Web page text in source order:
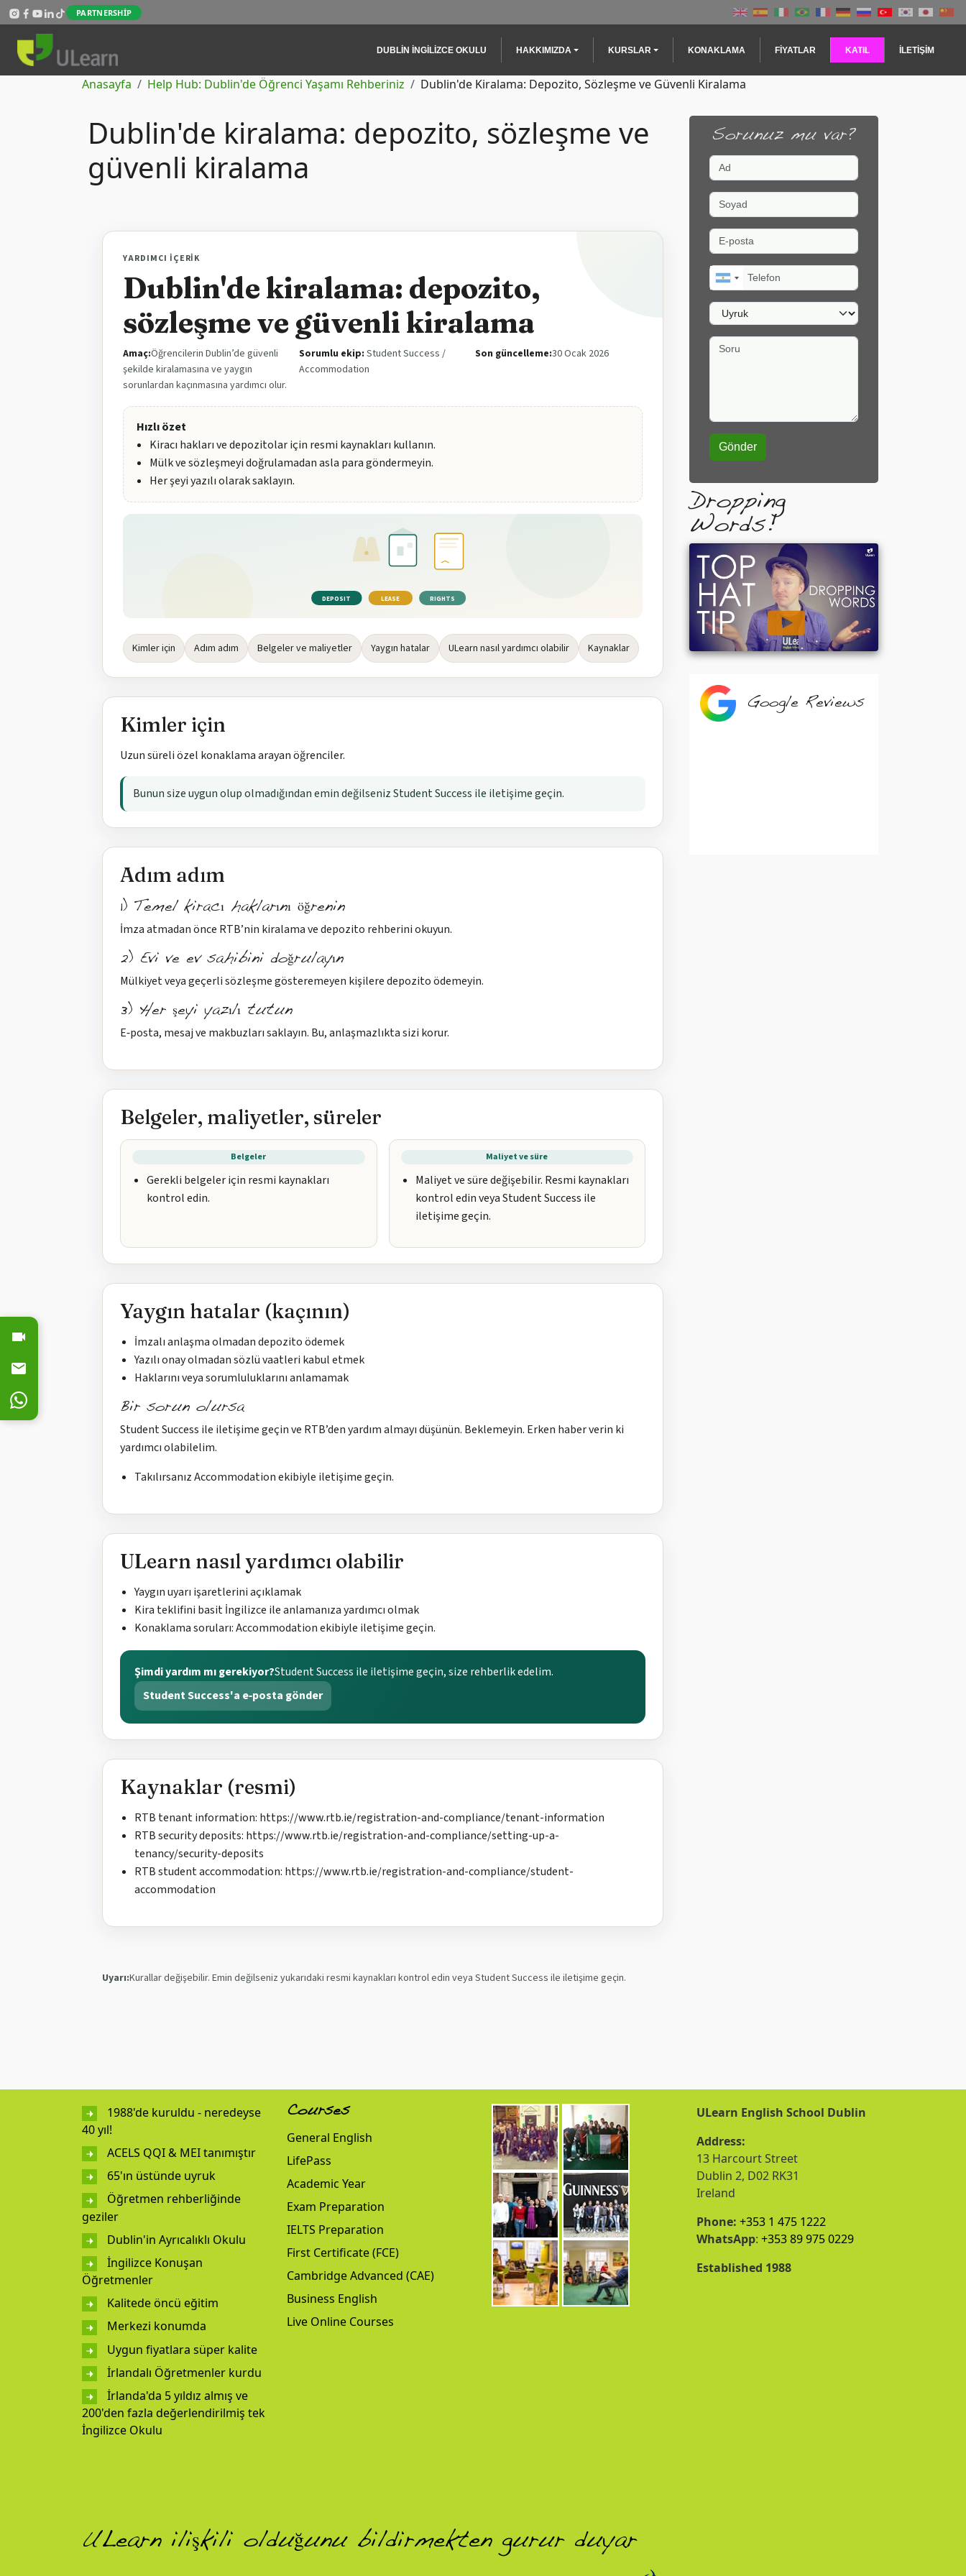
Skip to main content
PARTNERSHIP
Main navigation
DUBLIN İNGILIZCE OKULU HAKKIMIZDA KURSLAR KONAKLAMA FIYATLAR KATIL İLETIŞIM
Sayfa yolu
Anasayfa Help Hub: Dublin'de Öğrenci Yaşamı Rehberiniz Dublin'de Kiralama: Depozito, Sözleşme ve Güvenli Kiralama
Dublin'de kiralama: depozito, sözleşme ve
güvenli kiralama
YARDIMCI IÇERIK
Dublin'de kiralama: depozito,
sözleşme ve güvenli kiralama
Amaç:Öğrencilerin Dublin’de güvenli
şekilde kiralamasına ve yaygın
sorunlardan kaçınmasına yardımcı olur.
Sorumlu ekip: Student Success /
Accommodation
Son güncelleme:30 Ocak 2026
Hızlı özet
Kiracı hakları ve depozitolar için resmi kaynakları kullanın.
Mülk ve sözleşmeyi doğrulamadan asla para göndermeyin.
Her şeyi yazılı olarak saklayın.
DEPOSIT LEASE RIGHTS
Kimler için Adım adım Belgeler ve maliyetler Yaygın hatalar ULearn nasıl yardımcı olabilir Kaynaklar
Kimler için
Uzun süreli özel konaklama arayan öğrenciler.
Bunun size uygun olup olmadığından emin değilseniz Student Success ile iletişime geçin.
Adım adım
1) Temel kiracı haklarını öğrenin
İmza atmadan önce RTB’nin kiralama ve depozito rehberini okuyun.
2) Evi ve ev sahibini doğrulayın
Mülkiyet veya geçerli sözleşme gösteremeyen kişilere depozito ödemeyin.
3) Her şeyi yazılı tutun
E‑posta, mesaj ve makbuzları saklayın. Bu, anlaşmazlıkta sizi korur.
Belgeler, maliyetler, süreler
Belgeler
Gerekli belgeler için resmi kaynakları
kontrol edin.
Maliyet ve süre
Maliyet ve süre değişebilir. Resmi kaynakları
kontrol edin veya Student Success ile
iletişime geçin.
Yaygın hatalar (kaçının)
İmzalı anlaşma olmadan depozito ödemek
Yazılı onay olmadan sözlü vaatleri kabul etmek
Haklarını veya sorumluluklarını anlamamak
Bir sorun olursa
Student Success ile iletişime geçin ve RTB’den yardım almayı düşünün. Beklemeyin. Erken haber verin ki
yardımcı olabilelim.
Takılırsanız Accommodation ekibiyle iletişime geçin.
ULearn nasıl yardımcı olabilir
Yaygın uyarı işaretlerini açıklamak
Kira teklifini basit İngilizce ile anlamanıza yardımcı olmak
Konaklama soruları: Accommodation ekibiyle iletişime geçin.
Şimdi yardım mı gerekiyor?Student Success ile iletişime geçin, size rehberlik edelim.
Student Success'a e‑posta gönder
Kaynaklar (resmi)
RTB tenant information: https://www.rtb.ie/registration-and-compliance/tenant-information
RTB security deposits: https://www.rtb.ie/registration-and-compliance/setting-up-a-
tenancy/security-deposits
RTB student accommodation: https://www.rtb.ie/registration-and-compliance/student-
accommodation
Uyarı:Kurallar değişebilir. Emin değilseniz yukarıdaki resmi kaynakları kontrol edin veya Student Success ile iletişime geçin.
Sorunuz mu var?
Ad
Soyad
E-posta
Telefon
Uyruk
Soru
Dropping
Words!
Google Reviews
1988'de kuruldu - neredeyse
40 yıl!
ACELS QQI & MEI tanımıştır
65'ın üstünde uyruk
Öğretmen rehberliğinde
geziler
Dublin'in Ayrıcalıklı Okulu
İngilizce Konuşan
Öğretmenler
Kalitede öncü eğitim
Merkezi konumda
Uygun fiyatlara süper kalite
İrlandalı Öğretmenler kurdu
İrlanda'da 5 yıldız almış ve
200'den fazla değerlendirilmiş tek
İngilizce Okulu
Courses
General English
LifePass
Academic Year
Exam Preparation
IELTS Preparation
First Certificate (FCE)
Cambridge Advanced (CAE)
Business English
Live Online Courses
ULearn English School Dublin
Address:
13 Harcourt Street
Dublin 2, D02 RK31
Ireland
Phone: +353 1 475 1222
WhatsApp: +353 89 975 0229
Established 1988
ULearn ilişkili olduğunu bildirmekten gurur duyar